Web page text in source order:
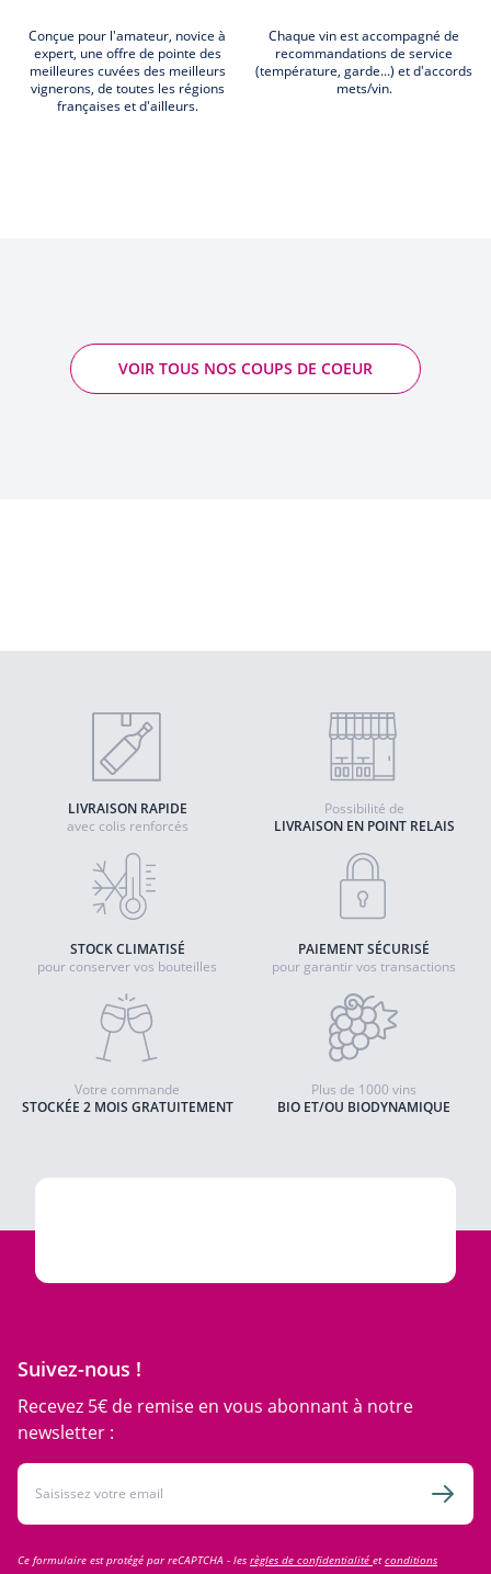
Conçue pour l'amateur, novice à
expert, une offre de pointe des
meilleures cuvées des meilleurs
vignerons, de toutes les régions
françaises et d'ailleurs.
Chaque vin est accompagné de
recommandations de service
(température, garde...) et d'accords
mets/vin.
VOIR TOUS NOS COUPS DE COEUR
LIVRAISON RAPIDE
avec colis renforcés
LIVRAISON EN POINT RELAIS
Possibilité de
STOCK CLIMATISÉ
pour conserver vos bouteilles
PAIEMENT SÉCURISÉ
pour garantir vos transactions
STOCKÉE 2 MOIS GRATUITEMENT
Votre commande
BIO ET/OU BIODYNAMIQUE
Plus de 1000 vins
Suivez-nous !
Recevez 5€ de remise en vous abonnant à notre
newsletter :
Adresse email
Ce formulaire est protégé par reCAPTCHA - les règles de confidentialité etconditions